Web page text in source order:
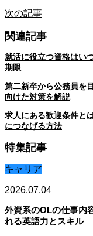
次の記事
関連記事
就活に役立つ資格はい
期限
第二新卒から公務員を
向けた対策を解説
求人にある歓迎条件と
につなげる方法
特集記事
キャリア
2026.07.04
外資系のOLの仕事内
れる英語力とスキル